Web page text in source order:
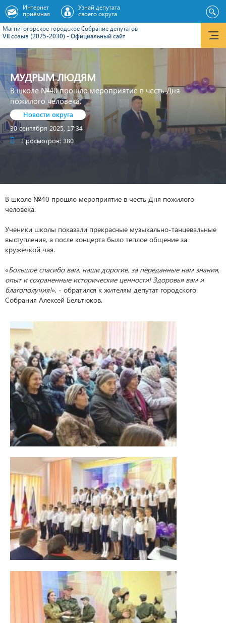
Магнитогорское городское Cобрание депутатов
VII созыв (2025-2030) - Официальный сайт
Интернет
приёмная
Узнай депутата
своего округа
МУДРЫМ ЛЮДЯМ
В школе №40 прошло мероприятие в честь Дня
пожилого человека.
Новости округа
30 сентября 2025, 17:34
Просмотров: 380
В школе №40 прошло мероприятие в честь Дня пожилого
человека.
Ученики школы показали прекрасные музыкально-танцевальные
выступления, а после концерта было теплое общение за
кружечкой чая.
«Большое спасибо вам, наши дорогие, за переданные нам знания,
опыт и сохраненные исторические ценности! Здоровья вам и
благополучия!», - обратился к жителям депутат городского
Собрания Алексей Бельтюков.